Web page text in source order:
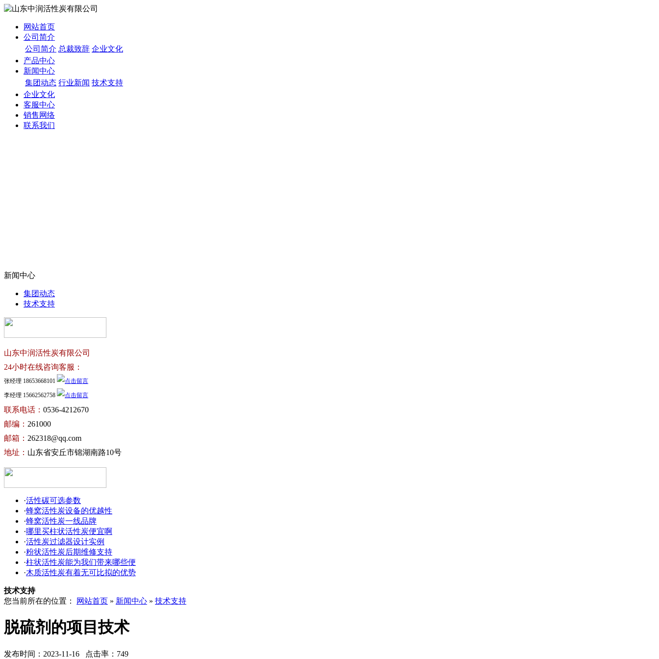
网站首页
公司简介
公司简介 总裁致辞 企业文化
产品中心
新闻中心
集团动态 行业新闻 技术支持
企业文化
客服中心
销售网络
联系我们
新闻中心
集团动态
技术支持
山东中润活性炭有限公司
24小时在线咨询客服：
张经理 18653668101
李经理 15662562758
联系电话： 0536-4212670
邮编： 261000
邮箱： 262318@qq.com
地址： 山东省安丘市锦湖南路10号
·活性碳可选参数
·蜂窝活性炭设备的优越性
·蜂窝活性炭一线品牌
·哪里买柱状活性炭便宜啊
·活性炭过滤器设计实例
·粉状活性炭后期维修支持
·柱状活性炭能为我们带来哪些便
·木质活性炭有着无可比拟的优势
技术支持
您当前所在的位置：
网站首页 » 新闻中心 » 技术支持
脱硫剂的项目技术
发布时间：2023-11-16 点击率：749